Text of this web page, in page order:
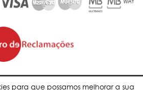
para que possamos melhorar a sua